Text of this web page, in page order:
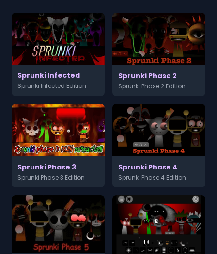
Sprunki Infected
Sprunki Infected Edition
Sprunki Phase 2
Sprunki Phase 2 Edition
Sprunki Phase 3
Sprunki Phase 3 Edition
Sprunki Phase 4
Sprunki Phase 4 Edition